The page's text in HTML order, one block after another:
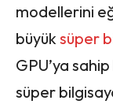
modellerini
büyük süper
GPU’ya
süper